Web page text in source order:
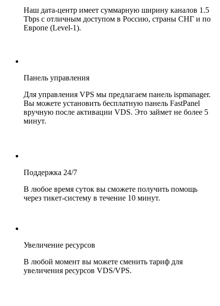
Наш дата-центр имеет суммарную ширину каналов 1.5
Tbps с отличным доступом в Россию, страны СНГ и по
Европе (Level-1).
Панель управления
Для управления VPS мы предлагаем панель ispmanager.
Вы можете установить бесплатную панель FastPanel
вручную после активации VDS. Это займет не более 5
минут.
Поддержка 24/7
В любое время суток вы сможете получить помощь
через тикет-систему в течение 10 минут.
Увеличение ресурсов
В любой момент вы можете сменить тариф для
увеличения ресурсов VDS/VPS.